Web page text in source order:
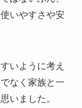
いやすさや安
いように考え
なく家族と一
いました。